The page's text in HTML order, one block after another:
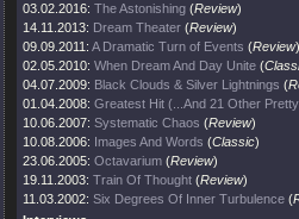
03.02.2016: The Astonishing (Review)
14.11.2013: Dream Theater (Review)
09.09.2011: A Dramatic Turn of Events (Review)
02.05.2010: When Dream And Day Unite (
04.07.2009: Black Clouds & Silver Lightnings (
01.04.2008: Greatest Hit (...And 21 Other
10.06.2007: Systematic Chaos (Review)
10.08.2006: Images And Words (Classic)
23.06.2005: Octavarium (Review)
19.11.2003: Train Of Thought (Review)
11.03.2002: Six Degrees Of Inner Turbulence (